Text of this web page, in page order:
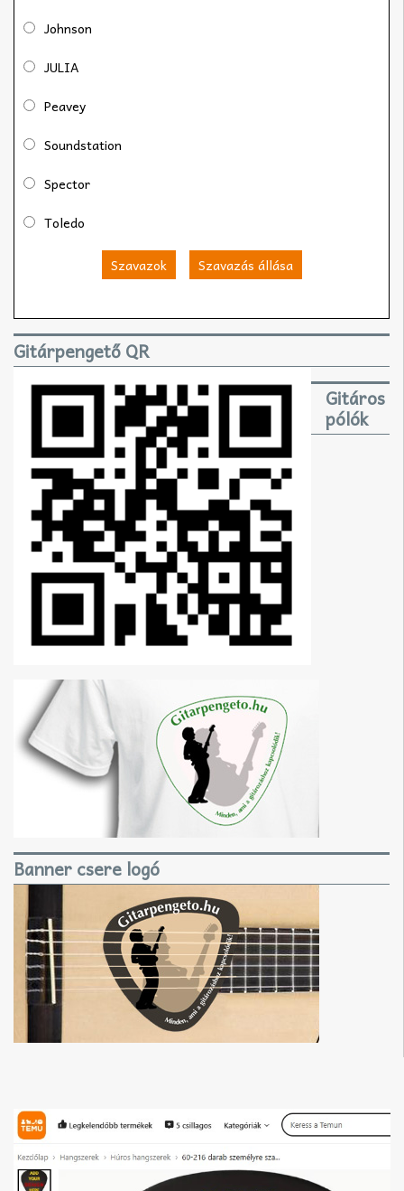
Johnson
JULIA
Peavey
Soundstation
Spector
Toledo
Szavazok Szavazás állása
Gitárpengető QR
Gitáros
pólók
Banner csere logó